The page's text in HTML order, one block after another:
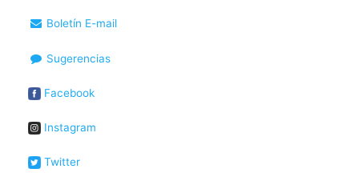
Boletín E-mail
Sugerencias
Facebook
Instagram
Twitter